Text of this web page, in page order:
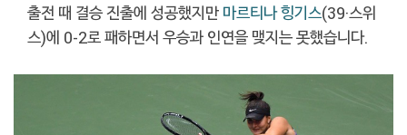
출전 때 결승 진출에 성공했지만 마르티나 힝기스(39·스위
스)에 0-2로 패하면서 우승과 인연을 맺지는 못했습니다.